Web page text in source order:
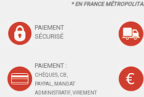
* EN FRANCE
PAIEMENT
SÉCURISÉ
PAIEMENT :
CHÈQUES, CB,
PAYPAL, MANDAT
ADMINISTRATIF, VIREMENT